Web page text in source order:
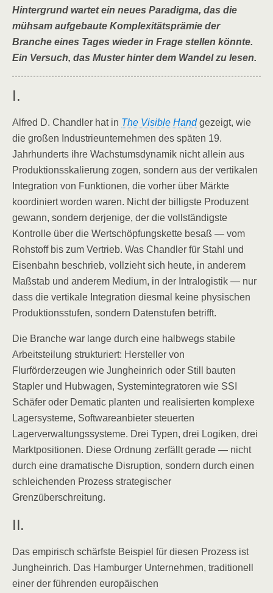
Hintergrund wartet ein neues Paradigma, das die
mühsam aufgebaute Komplexitätsprämie der
Branche eines Tages wieder in Frage stellen könnte.
Ein Versuch, das Muster hinter dem Wandel zu lesen.
I.
Alfred D. Chandler hat in The Visible Handgezeigt, wie
die großen Industrieunternehmen des späten 19.
Jahrhunderts ihre Wachstumsdynamik nicht allein aus
Produktionsskalierung zogen, sondern aus der vertikalen
Integration von Funktionen, die vorher über Märkte
koordiniert worden waren. Nicht der billigste Produzent
gewann, sondern derjenige, der die vollständigste
Kontrolle über die Wertschöpfungskette besaß — vom
Rohstoff bis zum Vertrieb. Was Chandler für Stahl und
Eisenbahn beschrieb, vollzieht sich heute, in anderem
Maßstab und anderem Medium, in der Intralogistik — nur
dass die vertikale Integration diesmal keine physischen
Produktionsstufen, sondern Datenstufen betrifft.
Die Branche war lange durch eine halbwegs stabile
Arbeitsteilung strukturiert: Hersteller von
Flurförderzeugen wie Jungheinrich oder Still bauten
Stapler und Hubwagen, Systemintegratoren wie SSI
Schäfer oder Dematic planten und realisierten komplexe
Lagersysteme, Softwareanbieter steuerten
Lagerverwaltungssysteme. Drei Typen, drei Logiken, drei
Marktpositionen. Diese Ordnung zerfällt gerade — nicht
durch eine dramatische Disruption, sondern durch einen
schleichenden Prozess strategischer
Grenzüberschreitung.
II.
Das empirisch schärfste Beispiel für diesen Prozess ist
Jungheinrich. Das Hamburger Unternehmen, traditionell
einer der führenden europäischen